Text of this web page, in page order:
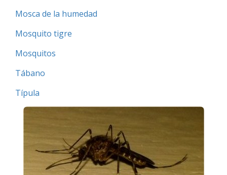
Mosca de la humedad
Mosquito tigre
Mosquitos
Tábano
Típula